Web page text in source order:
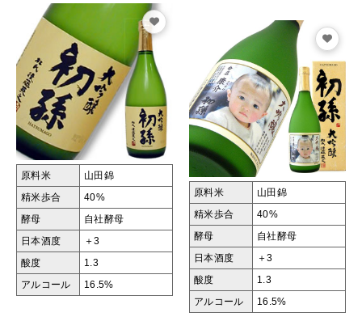
原料米 山田錦
精米歩合 40%
酵母 自社酵母
日本酒度 ＋3
酸度 1.3
アルコール 16.5%
原料米 山田錦
精米歩合 40%
酵母 自社酵母
日本酒度 ＋3
酸度 1.3
アルコール 16.5%